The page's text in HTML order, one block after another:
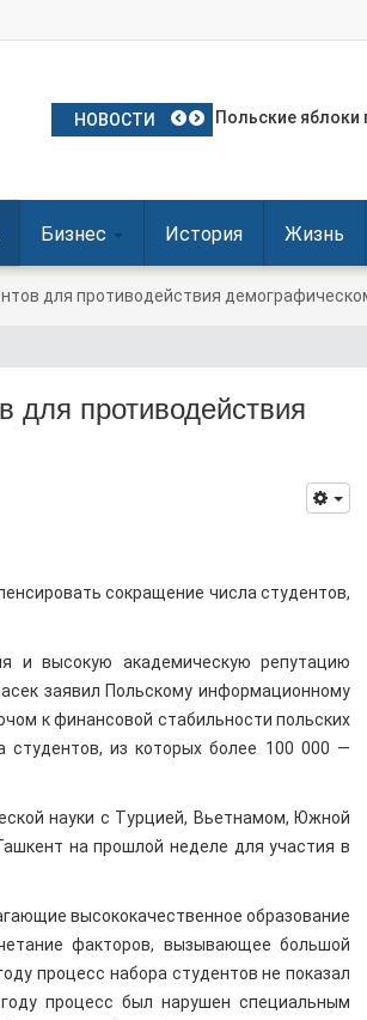
НОВОСТИ Частое
Польские яблоки
Посол Украины в
Польша
Польша
Бизнес История Жизнь
для противодействия
для противодействия
сокращение числа студентов,
и высокую академическую репутацию
заявил Польскому информационному
к финансовой стабильности польских
студентов, из которых более 100 000 —
науки с Турцией, Вьетнамом, Южной
на прошлой неделе для участия в
высококачественное образование
факторов, вызывающее большой
процесс набора студентов не показал
процесс был нарушен специальным